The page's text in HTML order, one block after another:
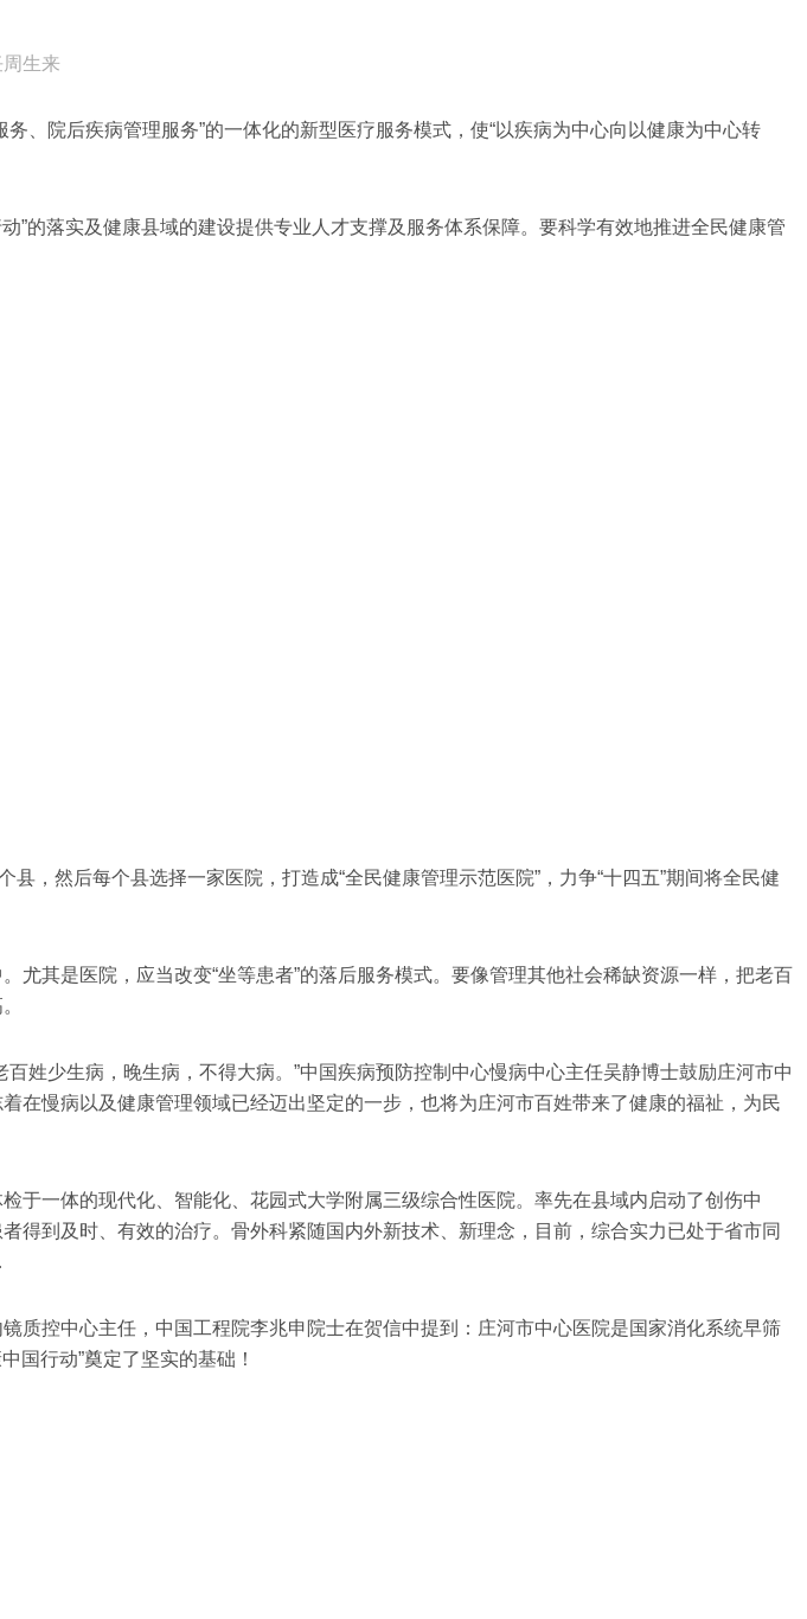
生来
、院后疾病管理服务”的一体化的新型医疗服务模式，使“以疾病为中心向以健康为中心转
”的落实及健康县域的建设提供专业人才支撑及服务体系保障。要科学有效地推进全民健康管
，然后每个县选择一家医院，打造成“全民健康管理示范医院”，力争“十四五”期间将全民健
其是医院，应当改变“坐等患者”的落后服务模式。要像管理其他社会稀缺资源一样，把老百
姓少生病，晚生病，不得大病。”中国疾病预防控制中心慢病中心主任吴静博士鼓励庄河市中
在慢病以及健康管理领域已经迈出坚定的一步，也将为庄河市百姓带来了健康的福祉，为民
于一体的现代化、智能化、花园式大学附属三级综合性医院。率先在县域内启动了创伤中
到及时、有效的治疗。骨外科紧随国内外新技术、新理念，目前，综合实力已处于省市同
质控中心主任，中国工程院李兆申院士在贺信中提到：庄河市中心医院是国家消化系统早筛
国行动”奠定了坚实的基础！